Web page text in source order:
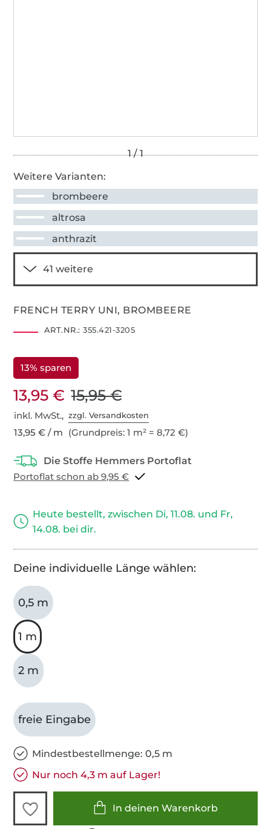
Weitere Varianten:
brombeere
altrosa
anthrazit
FRENCH TERRY UNI, BROMBEERE
ART.NR.: 355.421-3205
13% sparen
13,95 € 15,95 €
inkl. MwSt.,zzgl. Versandkosten
13,95 € / m (Grundpreis: 1 m² = 8,72 €)
Portoflat schon ab 9,95 €
Heute bestellt, zwischen Di, 11.08. und Fr,
14.08. bei dir.
Deine individuelle Länge wählen:
0,5 m
1 m
2 m
freie Eingabe
Mindestbestellmenge: 0,5 m
Nur noch 4,3 m auf Lager!
In deinen Warenkorb